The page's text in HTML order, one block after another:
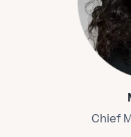
Chief